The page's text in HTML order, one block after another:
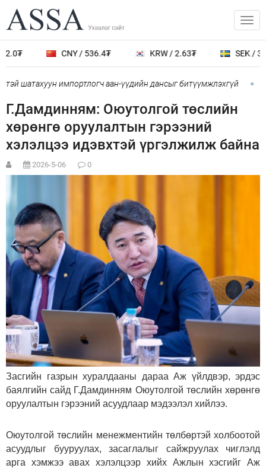
CNY / 536.4₮ KRW / 2.63₮ SEK /
шатахуун импортлогч аан-үүдийн дансыг битүүмжлэхгүй
Г.Дамдинням: Оюутолгой төслийн
хөрөнгө оруулалтын гэрээний
хэлэлцээ идэвхтэй үргэлжилж байна
2026-5-06 0
Засгийн газрын хуралдааны дараа Аж үйлдвэр, эрдэс
баялгийн сайд Г.Дамдинням Оюутолгой төслийн хөрөнгө
оруулалтын гэрээний асуудлаар мэдээлэл хийлээ.
Оюутолгой төслийн менежментийн төлбөртэй холбоотой
асуудлыг бууруулах, засаглалыг сайжруулах чиглэлд
арга хэмжээ авах хэлэлцээр хийх Ажлын хэсгийг Аж